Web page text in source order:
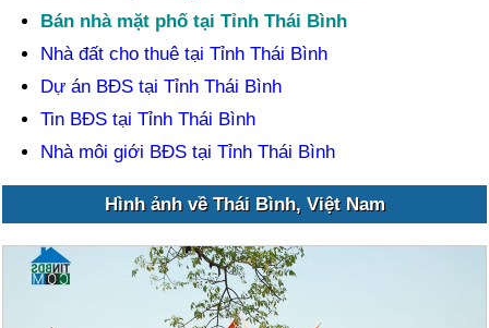
Bán nhà mặt phố tại Tỉnh Thái Bình
Nhà đất cho thuê tại Tỉnh Thái Bình
Dự án BĐS tại Tỉnh Thái Bình
Tin BĐS tại Tỉnh Thái Bình
Nhà môi giới BĐS tại Tỉnh Thái Bình
Hình ảnh về Thái Bình, Việt Nam